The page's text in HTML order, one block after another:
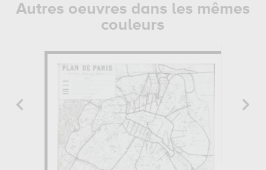
Autres oeuvres dans les mêmes
couleurs